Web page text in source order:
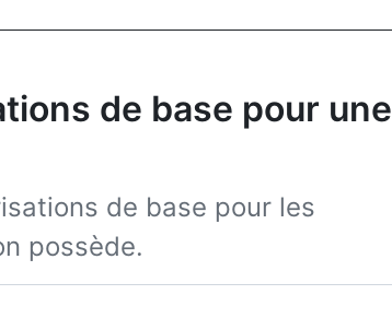
de base pour une
de base pour les
possède.